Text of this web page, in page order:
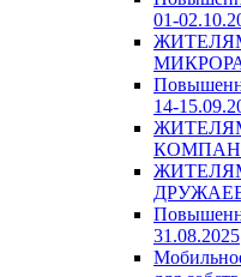
01-
14-
31.08.2025